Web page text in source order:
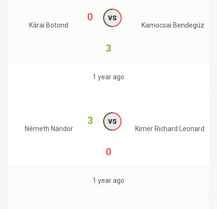
Kárai Botond
0 vs
3
Kamocsai Bendegúz
1 year ago
Németh Nándor
3 vs
0
Kirner Richard Leonard
1 year ago